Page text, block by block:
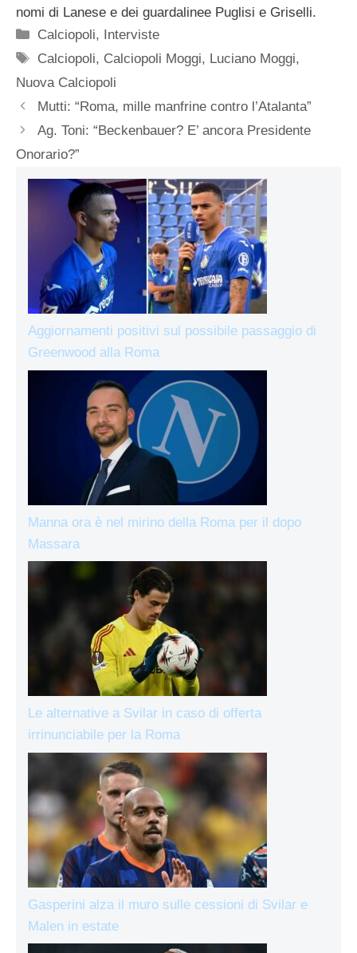
nomi di Lanese e dei guardalinee Puglisi e Griselli.
Categorie
Calciopoli,
Interviste
Tag
Calciopoli, Calciopoli Moggi, Luciano Moggi,
Nuova Calciopoli
Mutti: “Roma, mille manfrine contro l’Atalanta”
Ag. Toni: “Beckenbauer? E’ ancora Presidente
Onorario?”
Aggiornamenti positivi sul possibile passaggio di
Greenwood alla Roma
Manna ora è nel mirino della Roma per il dopo
Massara
Le alternative a Svilar in caso di offerta
irrinunciabile per la Roma
Gasperini alza il muro sulle cessioni di Svilar e
Malen in estate